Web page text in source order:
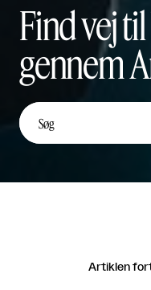
Find vej
gennem
Unge
Ten Lai
Unge Kunstnerstemmer
Artiklen